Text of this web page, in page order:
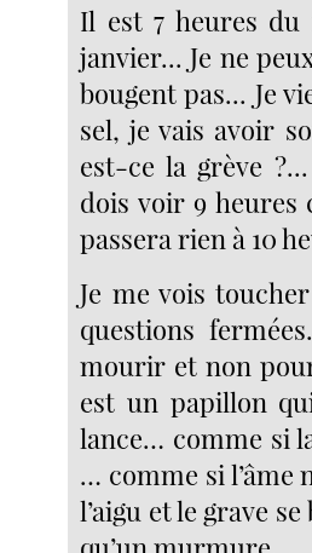
Il est 7 heures
janvier... Je ne
bougent pas... Je
sel, je vais avoir
est-ce la grève
dois voir 9 heures
passera rien à 10
Je me vois
questions
mourir et non
est un papillon
lance… comme si
… comme si l’âme
l’aigu et le grave